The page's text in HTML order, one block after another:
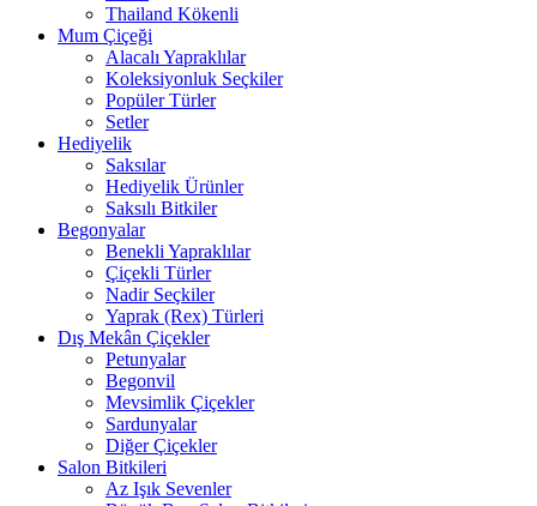
Thailand Kökenli
Mum Çiçeği
Alacalı Yapraklılar
Koleksiyonluk Seçkiler
Popüler Türler
Setler
Hediyelik
Saksılar
Hediyelik Ürünler
Saksılı Bitkiler
Begonyalar
Benekli Yapraklılar
Çiçekli Türler
Nadir Seçkiler
Yaprak (Rex) Türleri
Dış Mekân Çiçekler
Petunyalar
Begonvil
Mevsimlik Çiçekler
Sardunyalar
Diğer Çiçekler
Salon Bitkileri
Az Işık Sevenler